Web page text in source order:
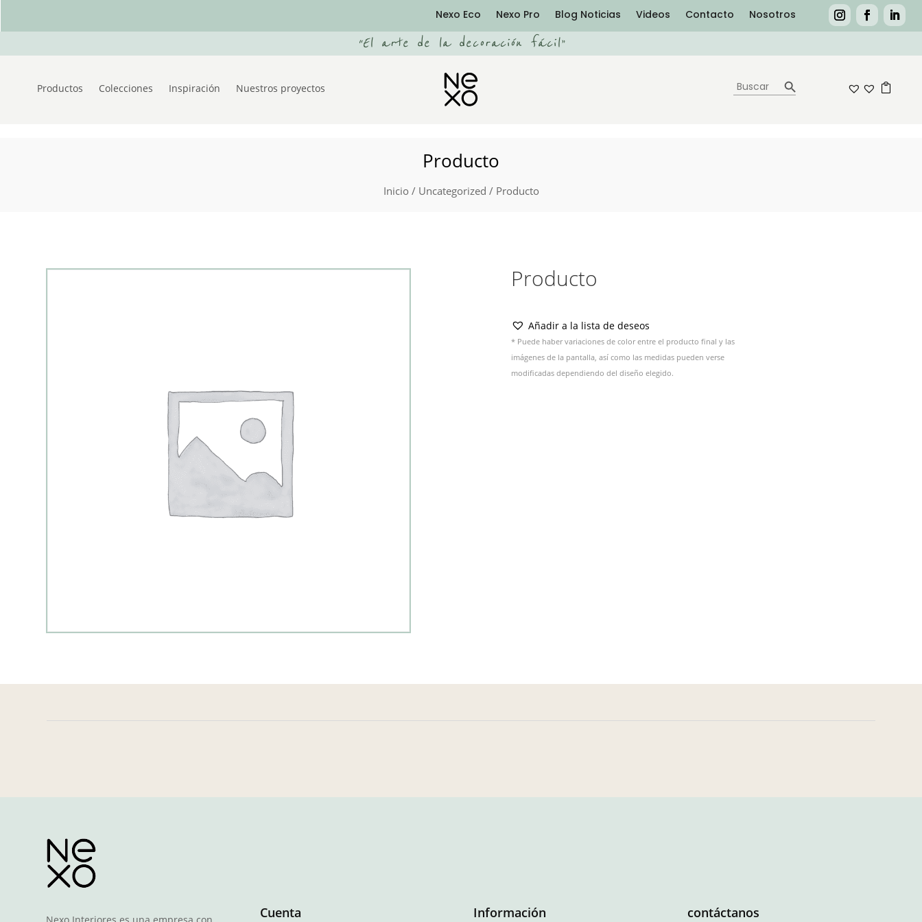
Nexo Eco Nexo Pro Blog Noticias Videos Contacto Nosotros
“El arte de la decoración fácil”
Productos Colecciones Inspiración Nuestros proyectos
Producto
Inicio / Uncategorized / Producto
Producto
Añadir a la lista de deseos
* Puede haber variaciones de color entre el producto final y las
imágenes de la pantalla, así como las medidas pueden verse
modificadas dependiendo del diseño elegido.
Cuenta Información contáctanos